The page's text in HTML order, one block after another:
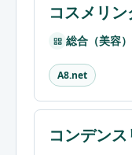
コスメリン
総合（美容）
A8.net
コンデン